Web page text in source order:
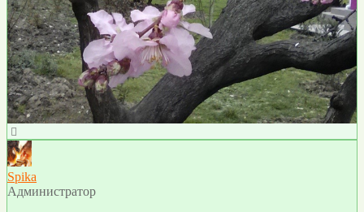
к
началу
Spika
Администратор